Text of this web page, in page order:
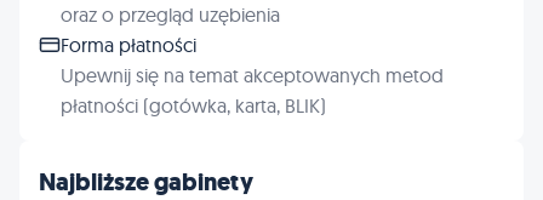
Najbliższe gabinety
oraz o przegląd uzębienia
Forma płatności
Upewnij się na temat akceptowanych metod
płatności (gotówka, karta, BLIK)